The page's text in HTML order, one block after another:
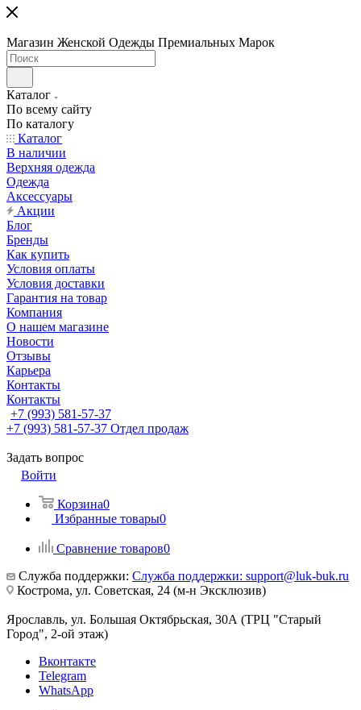
Магазин Женской Одежды Премиальных Марок
Каталог
По всему сайту
По каталогу
Каталог
В наличии
Верхняя одежда
Одежда
Аксессуары
Акции
Блог
Бренды
Как купить
Условия оплаты
Условия доставки
Гарантия на товар
Компания
О нашем магазине
Новости
Отзывы
Карьера
Контакты
Контакты
+7 (993) 581-57-37
+7 (993) 581-57-37 Отдел продаж
Задать вопрос
Войти
Корзина0
Избранные товары0
Сравнение товаров0
Служба поддержки: Служба поддержки: support@luk-buk.ru
Кострома, ул. Советская, 24 (м-н Эксклюзив)
Ярославль, ул. Большая Октябрьская, 30А (ТРЦ "Старый
Город", 2-ой этаж)
Вконтакте
Telegram
WhatsApp